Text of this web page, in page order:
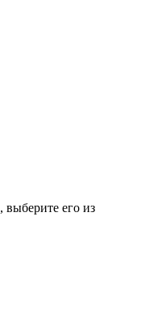
его из